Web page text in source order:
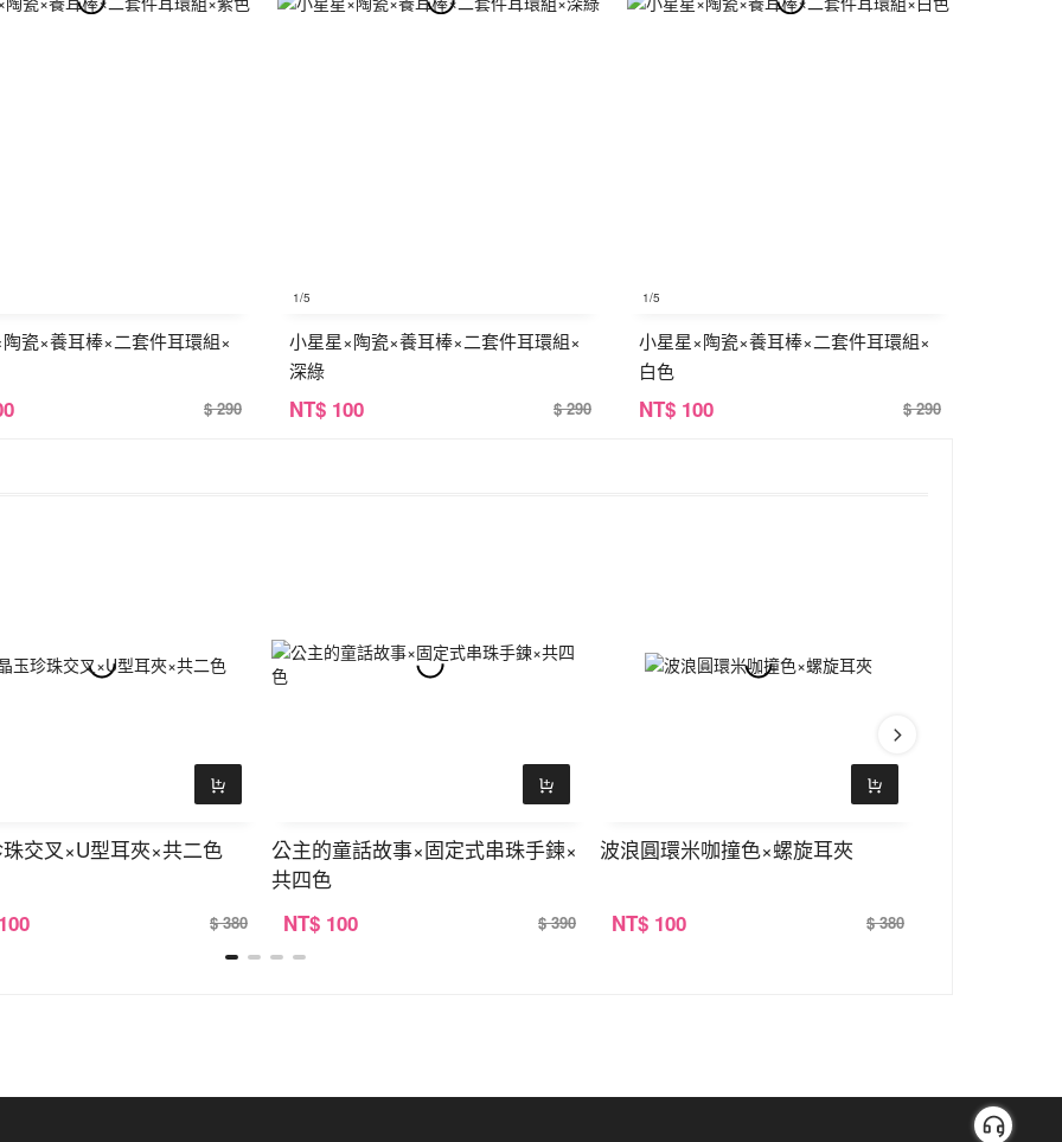
瓷×養耳棒×二套件耳環組×
$ 290
1/5
小星星×陶瓷×養耳棒×二套件耳環組×
深綠
NT$ 100 $ 290
1/5
小星星×陶瓷×養耳棒×二套件耳環組×
白色
NT$ 100 $ 290
交叉×U型耳夾×共二色
$ 380
公主的童話故事×固定式串珠手鍊×
共四色
NT$ 100 $ 390
波浪圓環米咖撞色×螺旋耳夾
NT$ 100 $ 380